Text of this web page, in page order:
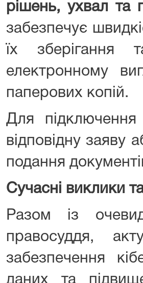
рішень, ухвал та
забезпечує
їх зберігання
електронному
паперових копій.
Для підключення
відповідну заяву
подання
Сучасні виклики
Разом із
правосуддя,
забезпечення
даних та